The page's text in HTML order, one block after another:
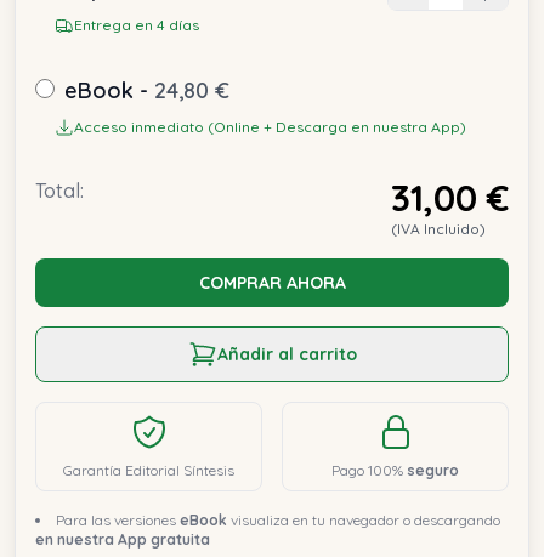
Entrega en 4 días
eBook - 24,80 €
Acceso inmediato (Online + Descarga en nuestra App)
Total: 31,00 €
(IVA Incluido)
COMPRAR AHORA
Añadir al carrito
Garantía Editorial Síntesis Pago 100% seguro
Para las versiones eBook visualiza en tu navegador o descargando
en nuestra App gratuita